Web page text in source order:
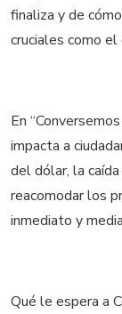
finaliza y de
cruciales como
En
impacta a
del dólar, la
reacomodar los
inmediato y
Qué le espera a